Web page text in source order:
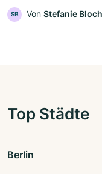
SB Von Stefanie Bloch
Top Städte
Berlin